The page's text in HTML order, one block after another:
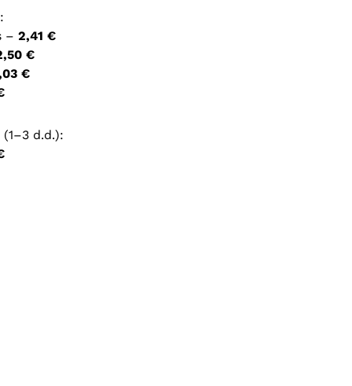
– 2,41 €
€
€
d.d.):
išsaugoti vardą, el. pašto adresą ir interneto
iš naujo, kai kitą kartą vėl norėsiu parašyti